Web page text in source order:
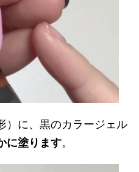
）に、黒のカラージェル
に塗ります。